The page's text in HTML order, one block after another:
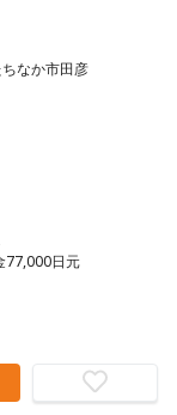
なか市田彦
77,000日元